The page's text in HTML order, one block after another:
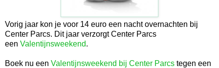
Vorig jaar kon je voor 14 euro een nacht overnachten bij
Center Parcs. Dit jaar verzorgt Center Parcs
een Valentijnsweekend.
Boek nu een Valentijnsweekend bij Center Parcs tegen een